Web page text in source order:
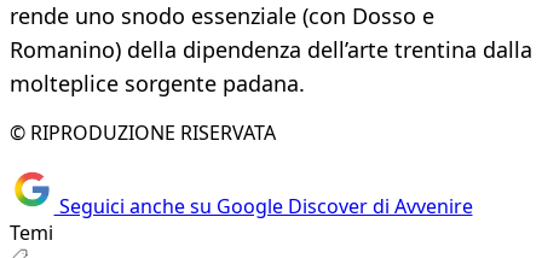
rende uno snodo essenziale (con Dosso e
Romanino) della dipendenza dell’arte trentina dalla
molteplice sorgente padana.
© RIPRODUZIONE RISERVATA
Seguici anche su Google Discover di Avvenire
Temi